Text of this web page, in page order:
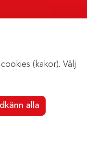
(kakor). Välj
alla